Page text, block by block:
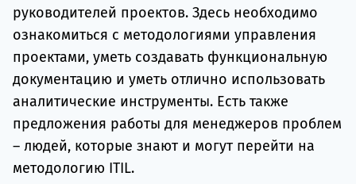
руководителей проектов. Здесь необходимо
ознакомиться с методологиями управления
проектами, уметь создавать функциональную
документацию и уметь отлично использовать
аналитические инструменты. Есть также
предложения работы для менеджеров проблем
– людей, которые знают и могут перейти на
методологию ITIL.